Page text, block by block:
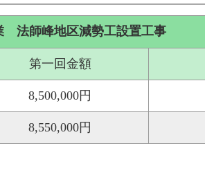
法師峰地区減勢工設置工事
第一回金額
8,500,000円
8,550,000円